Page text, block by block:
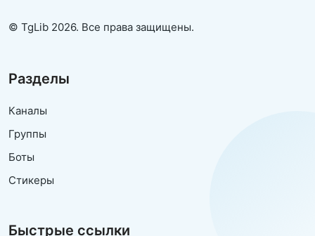
© TgLib 2026. Все права защищены.
Разделы
Каналы
Группы
Боты
Стикеры
Быстрые ссылки